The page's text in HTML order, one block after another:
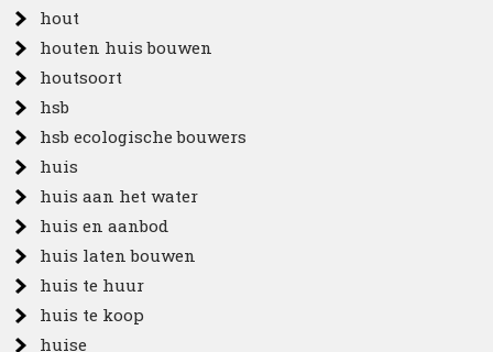
hout
houten huis bouwen
houtsoort
hsb
hsb ecologische bouwers
huis
huis aan het water
huis en aanbod
huis laten bouwen
huis te huur
huis te koop
huise